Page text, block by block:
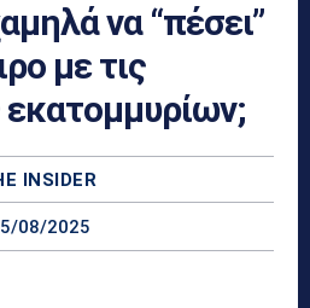
να “πέσει”
με τις
INSIDER
08/2025